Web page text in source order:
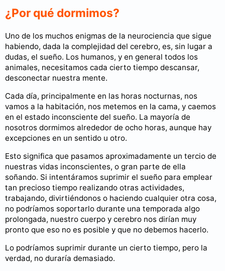
¿Por qué dormimos?
Uno de los muchos enigmas de la neurociencia que sigue
habiendo, dada la complejidad del cerebro, es, sin lugar a
dudas, el sueño. Los humanos, y en general todos los
animales, necesitamos cada cierto tiempo descansar,
desconectar nuestra mente.
Cada día, principalmente en las horas nocturnas, nos
vamos a la habitación, nos metemos en la cama, y caemos
en el estado inconsciente del sueño. La mayoría de
nosotros dormimos alrededor de ocho horas, aunque hay
excepciones en un sentido u otro.
Esto significa que pasamos aproximadamente un tercio de
nuestras vidas inconscientes, o gran parte de ella
soñando. Si intentáramos suprimir el sueño para emplear
tan precioso tiempo realizando otras actividades,
trabajando, divirtiéndonos o haciendo cualquier otra cosa,
no podríamos soportarlo durante una temporada algo
prolongada, nuestro cuerpo y cerebro nos dirían muy
pronto que eso no es posible y que no debemos hacerlo.
Lo podríamos suprimir durante un cierto tiempo, pero la
verdad, no duraría demasiado.